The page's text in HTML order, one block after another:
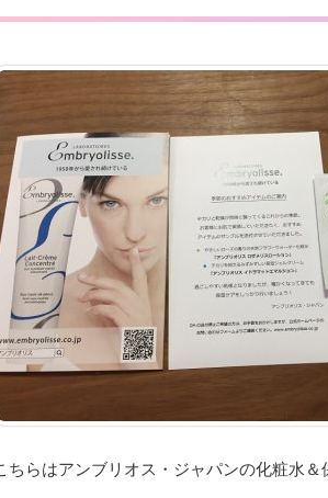
ちらはアンブリオス・ジャパンの化粧水